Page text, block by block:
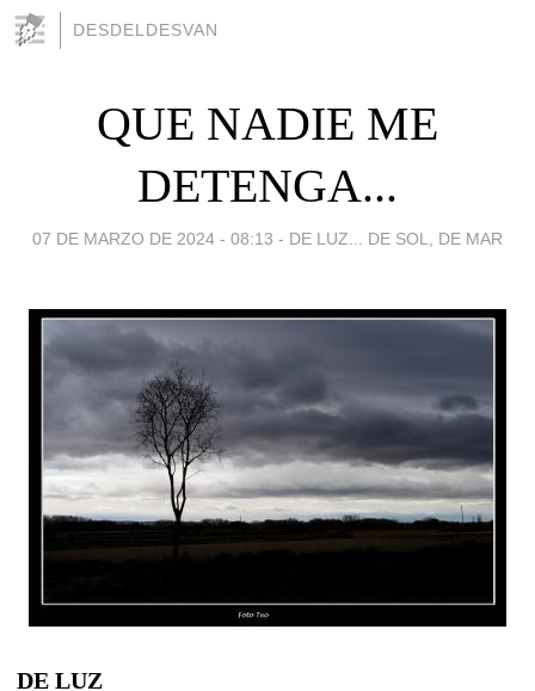
DESDELDESVAN
QUE NADIE ME
DETENGA...
07 DE MARZO DE 2024 - 08:13 - DE LUZ... DE SOL, DE MAR
DE LUZ